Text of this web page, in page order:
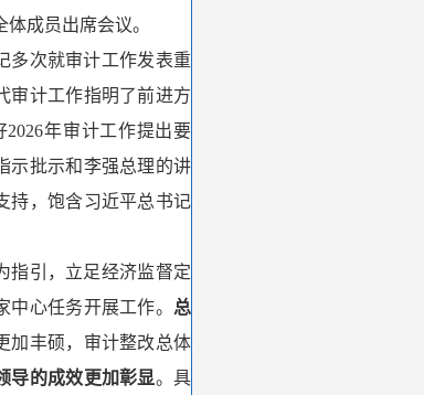
成员出席会议。
多次就审计工作发表重
审计工作指明了前进方
年审计工作提出要
示批示和李强总理的讲
持，饱含习近平总书记
指引，立足经济监督定
心任务开展工作。 总
加丰硕，审计整改总体
导的成效更加彰显。具